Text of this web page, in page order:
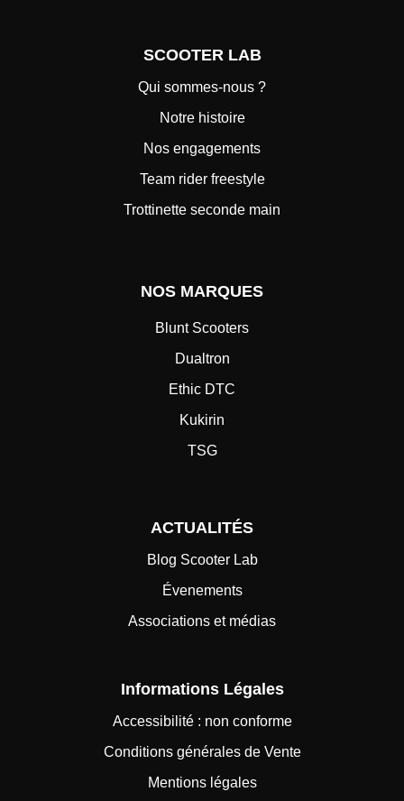
SCOOTER LAB
Qui sommes-nous ?
Notre histoire
Nos engagements
Team rider freestyle
Trottinette seconde main
NOS MARQUES
Blunt Scooters
Dualtron
Ethic DTC
Kukirin
TSG
ACTUALITÉS
Blog Scooter Lab
Évenements
Associations et médias
Informations Légales
Accessibilité : non conforme
Conditions générales de Vente
Mentions légales